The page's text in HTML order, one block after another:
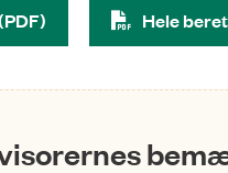
Hele